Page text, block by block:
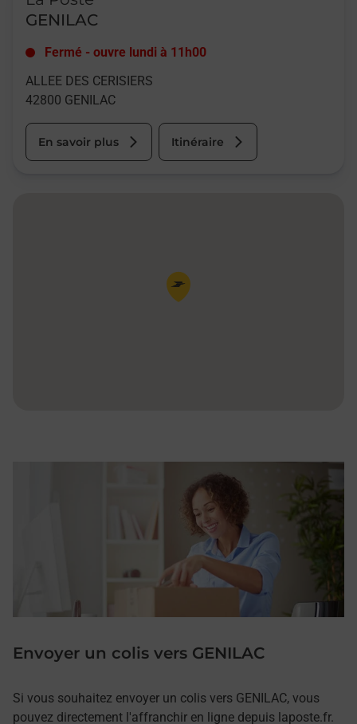
GENILAC
Fermé - ouvre lundi à 11h00
ALLEE DES CERISIERS
42800 GENILAC
En savoir plus Itinéraire
Pin de la carte
Envoyer un colis vers GENILAC
Si vous souhaitez envoyer un colis vers GENILAC, vous
pouvez directement l'affranchir en ligne depuis laposte.fr.